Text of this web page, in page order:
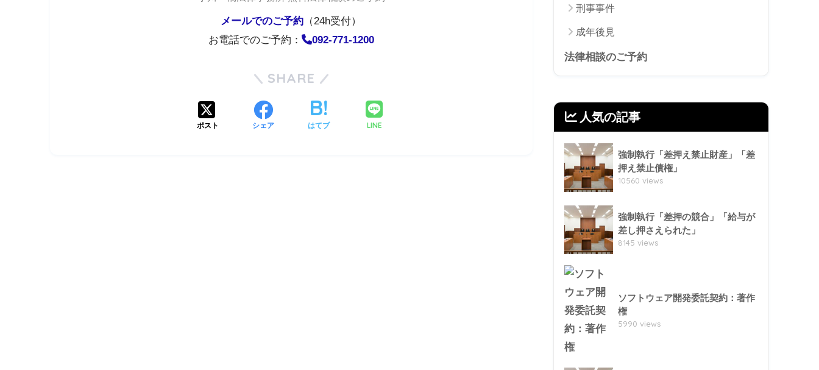
メールでのご予約 （24h受付）
お電話でのご予約：
092-771-1200
SHARE
ポスト シェア はてブ LINE
刑事事件
成年後見
法律相談のご予約
人気の記事
強制執行「差押え禁止財産」「差
押え禁止債権」
10560 views
強制執行「差押の競合」「給与が
差し押さえられた」
8145 views
ソフトウェア開発委託契約：著作
権
5990 views